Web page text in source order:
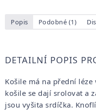
Popis Podobné (1)
DETAILNÍ POPIS
Košile má na přední
košile se dají srolovat a
jsou vyšita srdíčka.